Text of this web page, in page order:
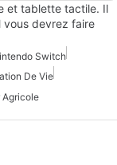
et tablette tactile. Il
vous devrez faire
Switch
De Vie
Agricole